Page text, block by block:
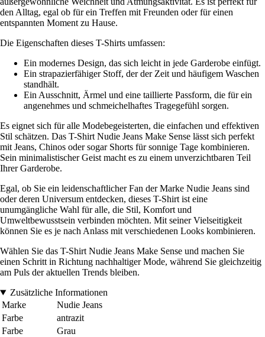
den Alltag, egal ob für ein Treffen mit Freunden oder für einen
entspannten Moment zu Hause.
Die Eigenschaften dieses T-Shirts umfassen:
Ein modernes Design, das sich leicht in jede Garderobe einfügt.
Ein strapazierfähiger Stoff, der der Zeit und häufigem Waschen
standhält.
Ein Ausschnitt, Ärmel und eine taillierte Passform, die für ein
angenehmes und schmeichelhaftes Tragegefühl sorgen.
Es eignet sich für alle Modebegeisterten, die einfachen und effektiven
Stil schätzen. Das T-Shirt Nudie Jeans Make Sense lässt sich perfekt
mit Jeans, Chinos oder sogar Shorts für sonnige Tage kombinieren.
Sein minimalistischer Geist macht es zu einem unverzichtbaren Teil
Ihrer Garderobe.
Egal, ob Sie ein leidenschaftlicher Fan der Marke Nudie Jeans sind
oder deren Universum entdecken, dieses T-Shirt ist eine
unumgängliche Wahl für alle, die Stil, Komfort und
Umweltbewusstsein verbinden möchten. Mit seiner Vielseitigkeit
können Sie es je nach Anlass mit verschiedenen Looks kombinieren.
Wählen Sie das T-Shirt Nudie Jeans Make Sense und machen Sie
einen Schritt in Richtung nachhaltiger Mode, während Sie gleichzeitig
am Puls der aktuellen Trends bleiben.
Zusätzliche Informationen
Marke
Nudie Jeans
Farbe
antrazit
Farbe
Grau